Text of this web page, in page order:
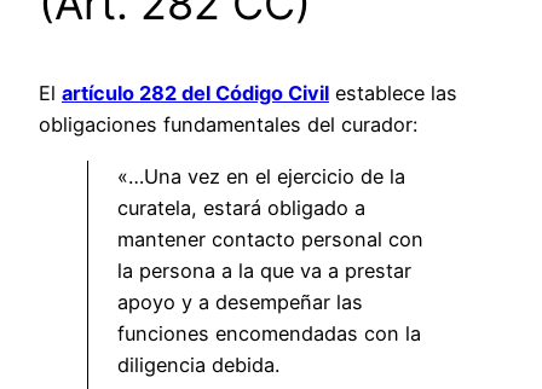
El artículo 282 del Código Civil establece las
obligaciones fundamentales del curador:
«…Una vez en el ejercicio de la
curatela, estará obligado a
mantener contacto personal con
la persona a la que va a prestar
apoyo y a desempeñar las
funciones encomendadas con la
diligencia debida.